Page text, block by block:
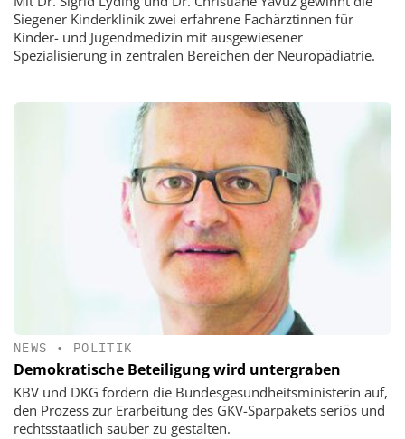
Siegener Kinderklinik zwei erfahrene Fachärztinnen für
Kinder- und Jugendmedizin mit ausgewiesener
Spezialisierung in zentralen Bereichen der Neuropädiatrie.
NEWS • POLITIK
Demokratische Beteiligung wird untergraben
KBV und DKG fordern die Bundesgesundheitsministerin auf,
den Prozess zur Erarbeitung des GKV-Sparpakets seriös und
rechtsstaatlich sauber zu gestalten.